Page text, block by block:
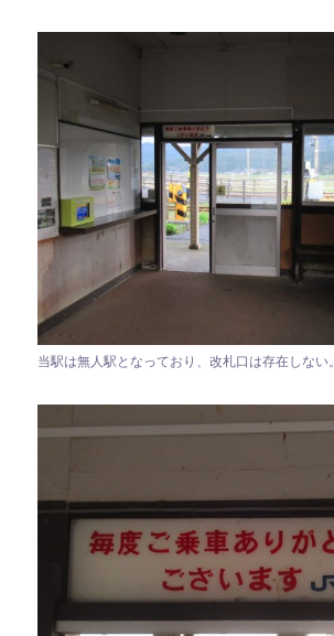
当駅は無人駅となっており、改札口は存在しない。